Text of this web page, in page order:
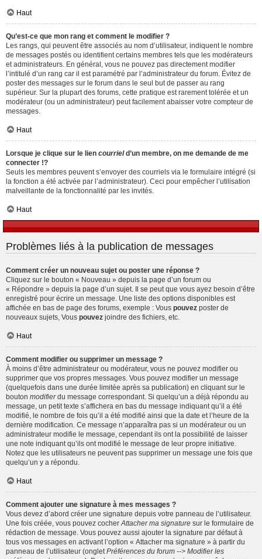
Haut
Qu’est-ce que mon rang et comment le modifier ?
Les rangs, qui peuvent être associés au nom d’utilisateur, indiquent le nombre
de messages postés ou identifient certains membres tels que les modérateurs
et administrateurs. En général, vous ne pouvez pas directement modifier
l’intitulé d’un rang car il est paramétré par l’administrateur du forum. Évitez de
poster des messages sur le forum dans le seul but de passer au rang
supérieur. Sur la plupart des forums, cette pratique est rarement tolérée et un
modérateur (ou un administrateur) peut facilement abaisser votre compteur de
messages.
Haut
Lorsque je clique sur le lien courrield’un membre, on me demande de me
connecter !?
Seuls les membres peuvent s’envoyer des courriels via le formulaire intégré (si
la fonction a été activée par l’administrateur). Ceci pour empêcher l’utilisation
malveillante de la fonctionnalité par les invités.
Haut
Problèmes liés à la publication de messages
Comment créer un nouveau sujet ou poster une réponse ?
Cliquez sur le bouton « Nouveau » depuis la page d’un forum ou
« Répondre » depuis la page d’un sujet. Il se peut que vous ayez besoin d’être
enregistré pour écrire un message. Une liste des options disponibles est
affichée en bas de page des forums, exemple : Vous pouvez poster de
nouveaux sujets, Vous pouvez joindre des fichiers, etc.
Haut
Comment modifier ou supprimer un message ?
À moins d’être administrateur ou modérateur, vous ne pouvez modifier ou
supprimer que vos propres messages. Vous pouvez modifier un message
(quelquefois dans une durée limitée après sa publication) en cliquant sur le
bouton modifierdu message correspondant. Si quelqu’un a déjà répondu au
message, un petit texte s’affichera en bas du message indiquant qu’il a été
modifié, le nombre de fois qu’il a été modifié ainsi que la date et l’heure de la
dernière modification. Ce message n’apparaîtra pas si un modérateur ou un
administrateur modifie le message, cependant ils ont la possibilité de laisser
une note indiquant qu’ils ont modifié le message de leur propre initiative.
Notez que les utilisateurs ne peuvent pas supprimer un message une fois que
quelqu’un y a répondu.
Haut
Comment ajouter une signature à mes messages ?
Vous devez d’abord créer une signature depuis votre panneau de l’utilisateur.
Une fois créée, vous pouvez cocher Attacher ma signature sur le formulaire de
rédaction de message. Vous pouvez aussi ajouter la signature par défaut à
tous vos messages en activant l’option « Attacher ma signature » à partir du
panneau de l’utilisateur (onglet Préférences du forum --> Modifier les